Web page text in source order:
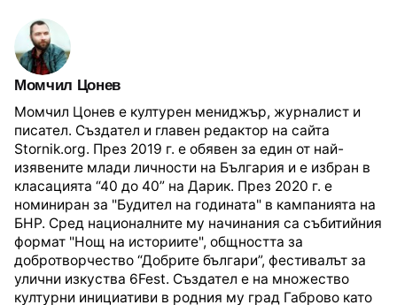
Момчил Цонев
Момчил Цонев е културен мениджър, журналист и
писател. Създател и главен редактор на сайта
Stornik.org. През 2019 г. е обявен за един от най-
изявените млади личности на България и е избран в
класацията “40 до 40” на Дарик. През 2020 г. е
номиниран за "Будител на годината" в кампанията на
БНР. Сред националните му начинания са събитийния
формат "Нощ на историите", общността за
добротворчество “Добрите българи”, фестивалът за
улични изкуства 6Fest. Създател е на множество
културни инициативи в родния му град Габрово като